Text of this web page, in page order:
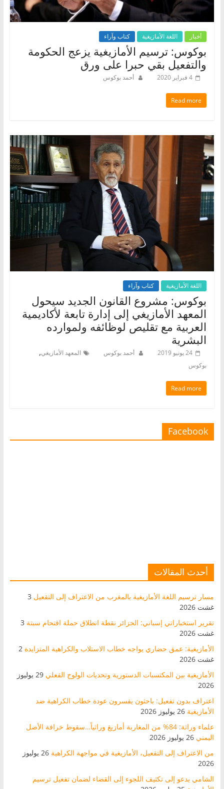
أخبار اللغة الأمازيغية كتاب وآراء
بوكوس: ترسيم الأمازيغية يزعج الحكومة
والتفعيل بقي حبرا على ورق
4 فبراير 2020 أحمد بوكوس
Read more
اللغة الأمازيغية كتاب وآراء
بوكوس: مشروع القانون الجديد سيحول
المعهد الأمازيغي إلى إدارة تابعة لأكاديمية
العربية مع تقليص لوظائفه ولموارده
البشرية
24 يونيو 2019 أحمد بوكوس المعهد الأمازيغي,
بوكوس
Read more
Facebook
أحدث المقالات
مسار ترسيم اللغة الأمازيغية بالمغرب من الاعتراف إلى التفعيل 3
غشت 2026
تقرير استخباراتي إسباني: الجزائر نقطة انطلاق حملة اقتحام سبتة 3
غشت 2026
الأمازيغية: عمق حضاري يواجه خطاب الاستلاب والكراهية المتزايدة 2
غشت 2026
الأمازيغية بين المكتسبات الدستورية وتحديات الولوج الفعلي
29 يوليوز
2026
اعتراف بدون تفعيل: باحثون يفسرون عودة خطاب الكراهية ضد
الأمازيغية 26 يوليوز 2026
علماء وراثة: 84% من المغاربة أمازيغ وراثياً…سقوط خرافة الأصل
اليمني 26 يوليوز 2026
من الاعتراف إلى التفعيل، الأمازيغية في مواجهة الكراهية
26 يوليوز
2026
الشامي يدعو إلى تكثيف اللجوء إلى القضاء لضمان تفعيل ترسيم